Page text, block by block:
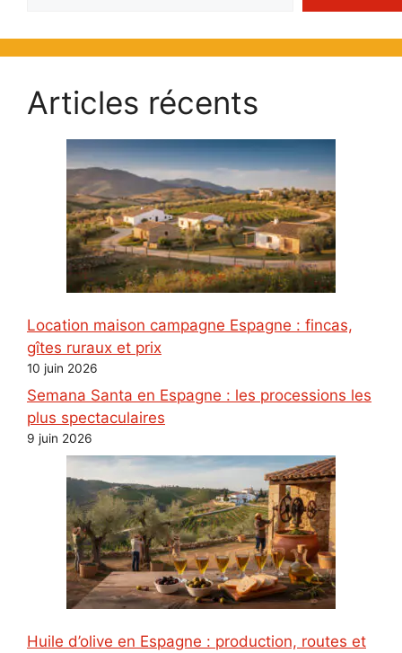
Articles récents
Location maison campagne Espagne : fincas,
gîtes ruraux et prix
10 juin 2026
Semana Santa en Espagne : les processions les
plus spectaculaires
9 juin 2026
Huile d’olive en Espagne : production, routes et